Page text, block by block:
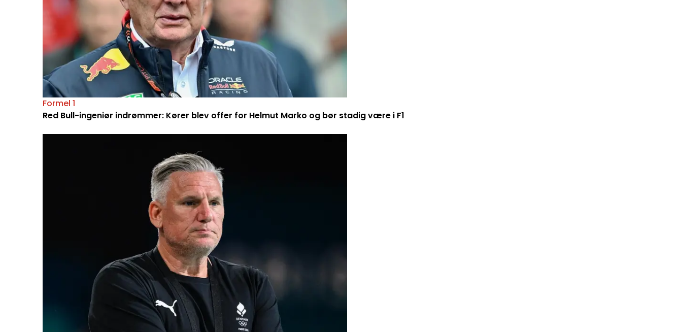
Formel 1
Red Bull-ingeniør indrømmer: Kører blev offer for Helmut Marko og bør stadig være i F1